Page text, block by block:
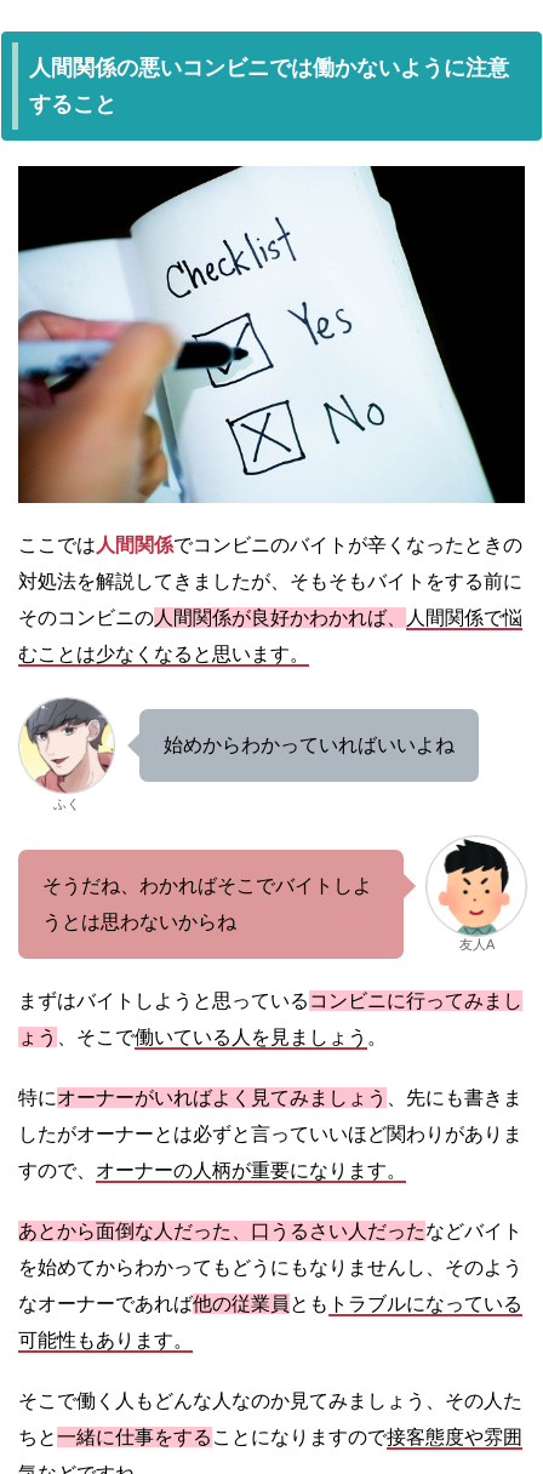
人間関係の悪いコンビニでは働かないように注意
すること
ここでは人間関係でコンビニのバイトが辛くなったときの
対処法を解説してきましたが、そもそもバイトをする前に
そのコンビニの人間関係が良好かわかれば、
人間関係で悩
むことは少なくなると思います。
ふく
始めからわかっていればいいよね
そうだね、わかればそこでバイトしよ
うとは思わないからね
友人A
まずはバイトしようと思っている コンビニに行ってみまし
ょう 、そこで働いている人を見ましょう 。
特にオーナーがいればよく見てみましょう 、先にも書きま
したがオーナーとは必ずと言っていいほど関わりがありま
すので、 オーナーの人柄が重要になります。
あとから面倒な人だった、口うるさい人だったなどバイト
を始めてからわかってもどうにもなりませんし、そのよう
なオーナーであれば他の従業員 とも トラブルになっている
可能性もあります。
そこで働く人もどんな人なのか見てみましょう、その人た
ちと一緒に仕事をする ことになりますので接客態度や雰囲